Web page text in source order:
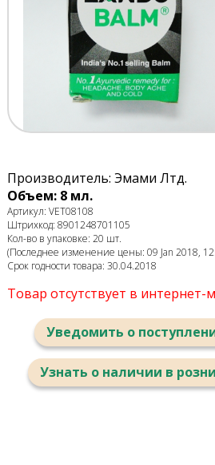
Производитель: Эмами Лтд.
Объем: 8 мл.
Артикул: VET08108
Штрихкод: 8901248701105
Кол-во в упаковке: 20 шт.
(Последнее изменение цены: 09 Jan 2018,
Срок годности товара: 30.04.2018
Товар отсутствует в интернет-
Уведомить о
Узнать о наличии в